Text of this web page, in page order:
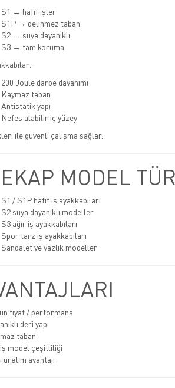
S1 → hafif işler
S1P → delinmez taban
S2 → suya dayanıklı
S3 → tam koruma
200 Joule darbe dayanımı
Kaymaz taban
Antistatik yapı
Nefes alabilir iç yüzey
ile güvenli çalışma sağlar.
MODEL
S1 / S1P hafif iş ayakkabıları
S2 suya dayanıklı modeller
S3 ağır iş ayakkabıları
Spor tarz iş ayakkabıları
Sandalet ve yazlık modeller
fiyat / performans
deri yapı
taban
model çeşitliliği
avantajı